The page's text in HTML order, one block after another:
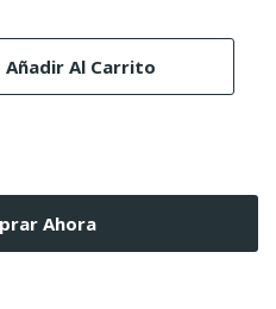
Añadir Al Carrito
Ahora